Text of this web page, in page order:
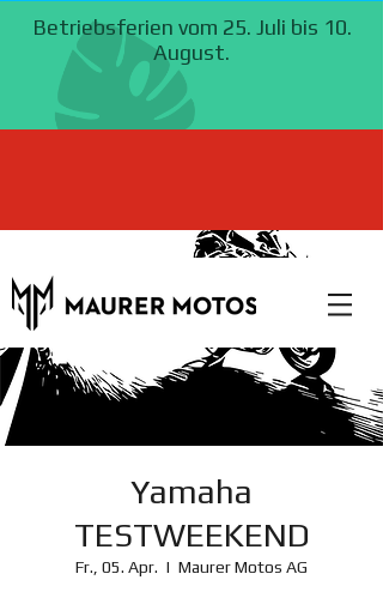
Yamaha
TESTWEEKEND
Fr., 05. Apr.
  |
Maurer Motos AG